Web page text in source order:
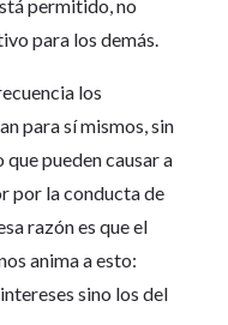
permitido, no
para los demás.
los
para sí mismos, sin
pueden causar a
por la conducta de
razón es que el
anima a esto:
sino los del